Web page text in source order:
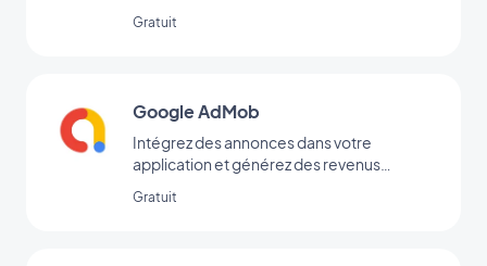
office
Gratuit
Google AdMob
Intégrez des annonces dans votre
application et générez des revenus
Gratuit